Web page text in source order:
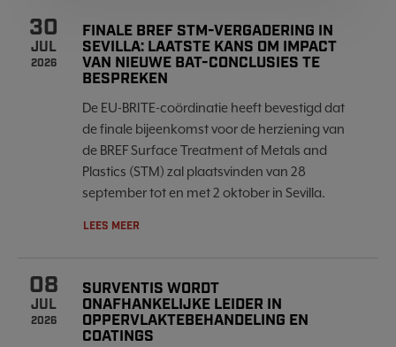
30
JUL
2026
FINALE BREF STM-VERGADERING IN
SEVILLA: LAATSTE KANS OM IMPACT
VAN NIEUWE BAT-CONCLUSIES TE
BESPREKEN
De EU-BRITE-coördinatie heeft bevestigd dat
de finale bijeenkomst voor de herziening van
de BREF Surface Treatment of Metals and
Plastics (STM) zal plaatsvinden van 28
september tot en met 2 oktober in Sevilla.
LEES MEER
08
JUL
2026
SURVENTIS WORDT
ONAFHANKELIJKE LEIDER IN
OPPERVLAKTEBEHANDELING EN
COATINGS